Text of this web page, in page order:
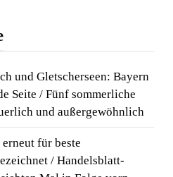
und Gletscherseen: Bayern
Seite / Fünf sommerliche
und außergewöhnlich
für beste
/ Handelsblatt-